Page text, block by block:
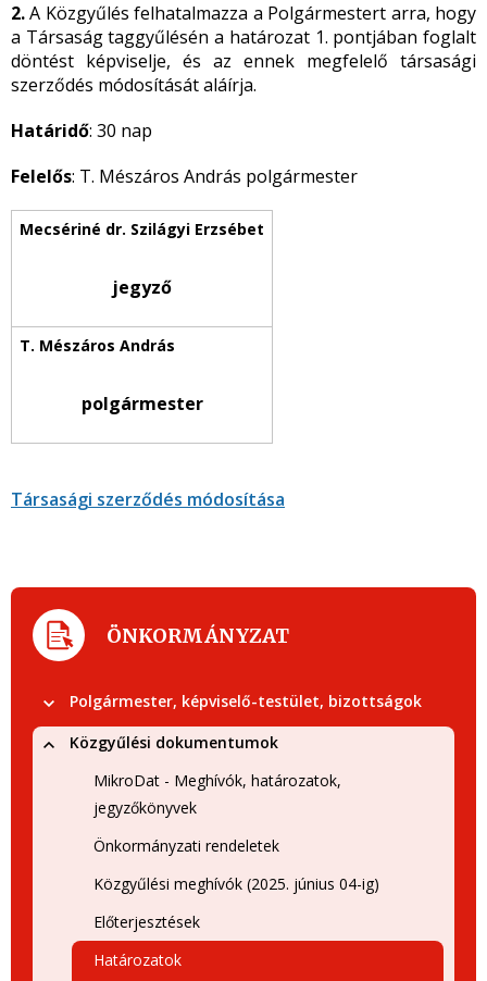
2.A Közgyűlés felhatalmazza a Polgármestert arra, hogy
a Társaság taggyűlésén a határozat 1. pontjában foglalt
döntést képviselje, és az ennek megfelelő társasági
szerződés módosítását aláírja.
Határidő: 30 nap
Felelős: T. Mészáros András polgármester
jegyző
polgármester
Társasági szerződés módosítása
ÖNKORMÁNYZAT
Polgármester, képviselő-testület, bizottságok
Közgyűlési dokumentumok
MikroDat - Meghívók, határozatok,
jegyzőkönyvek
Önkormányzati rendeletek
Közgyűlési meghívók (2025. június 04-ig)
Előterjesztések
Határozatok